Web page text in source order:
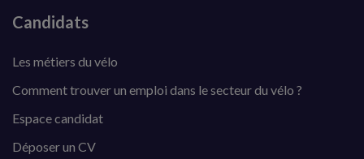
Candidats
Les métiers du vélo
Comment trouver un emploi dans le secteur du vélo ?
Espace candidat
Déposer un CV